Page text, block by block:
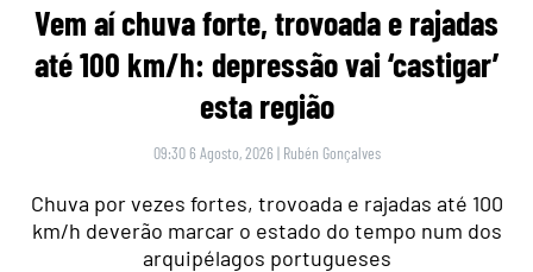
Vem aí chuva forte, trovoada e rajadas
até 100 km/h: depressão vai ‘castigar’
esta região
09:30 6 Agosto, 2026 | Rubén Gonçalves
Chuva por vezes fortes, trovoada e rajadas até 100
km/h deverão marcar o estado do tempo num dos
arquipélagos portugueses